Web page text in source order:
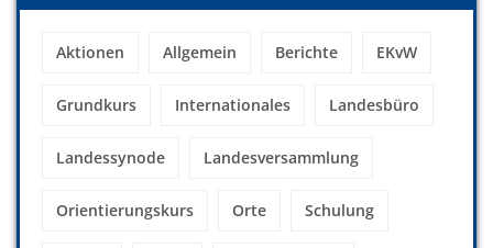
Aktionen Allgemein Berichte EKvW
Grundkurs Internationales Landesbüro
Landessynode Landesversammlung
Orientierungskurs Orte Schulung